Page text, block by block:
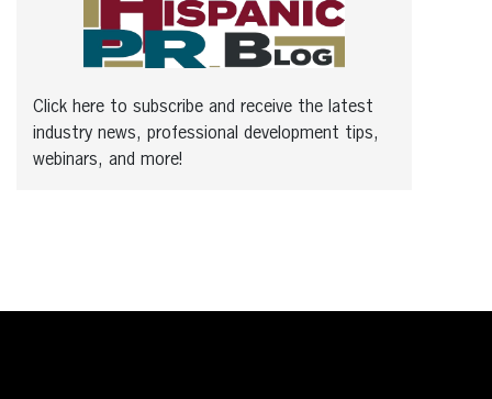
Click here to subscribe and receive the latest
industry news, professional development tips,
webinars, and more!